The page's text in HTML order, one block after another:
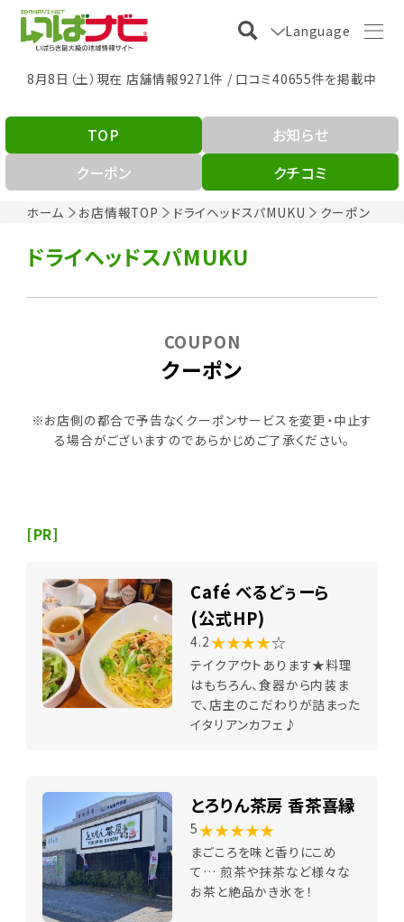
Language
8月8日（土）現在 店舗情報9271件 / 口コミ40655件を掲載中
ホーム お店情報TOP ドライヘッドスパMUKU クーポン
TOP
お知らせ
クーポン
クチコミ
ドライヘッドスパMUKU
クーポン
COUPON
※お店側の都合で予告なくクーポンサービスを変更・中止す
る場合がございますのであらかじめご了承ください。
[PR]
Café べるどぅーら
(公式HP)
4.2 ★★★★☆
テイクアウトあります★料理
はもちろん、食器から内装ま
で、店主のこだわりが詰まった
イタリアンカフェ♪
とろりん茶房 香茶喜縁
5 ★★★★★
まごころを味と香りにこめ
て… 煎茶や抹茶など様々な
お茶と絶品かき氷を！